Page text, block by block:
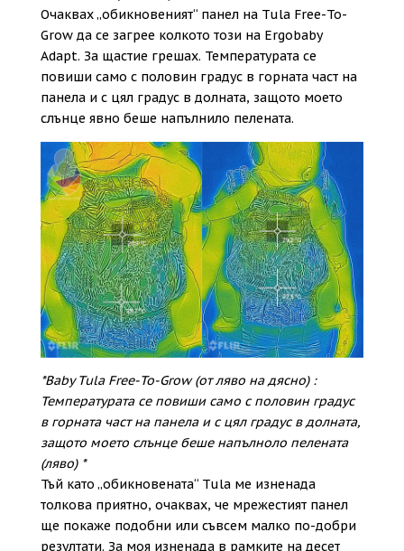
Очаквах „обикновеният“ панел на Tula Free-To-
Grow да се загрее колкото този на Ergobaby
Adapt. За щастие грешах. Температурата се
повиши само с половин градус в горната част на
панела и с цял градус в долната, защото моето
слънце явно беше напълнило пелената.
*Baby Tula Free-To-Grow (от ляво на дясно) :
Температурата се повиши само с половин градус
в горната част на панела и с цял градус в долната,
защото моето слънце беше напълноло пелената
(ляво) *
Тъй като „обикновената“ Tula ме изненада
толкова приятно, очаквах, че мрежестият панел
ще покаже подобни или съвсем малко по-добри
резултати. За моя изненада в рамките на десет